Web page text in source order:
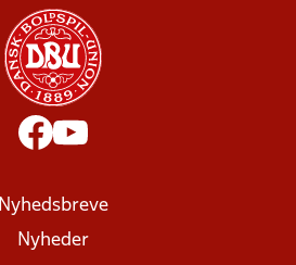
Nyhedsbreve
Nyheder